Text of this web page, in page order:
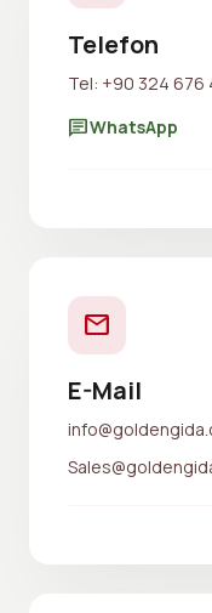
Telefon
Tel: +90 324 676
chatWhatsApp
mail
E-Mail